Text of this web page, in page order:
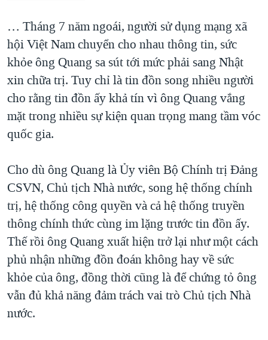
… Tháng 7 năm ngoái, người sử dụng mạng xã
hội Việt Nam chuyển cho nhau thông tin, sức
khỏe ông Quang sa sút tới mức phải sang Nhật
xin chữa trị. Tuy chỉ là tin đồn song nhiều người
cho rằng tin đồn ấy khả tín vì ông Quang vắng
mặt trong nhiều sự kiện quan trọng mang tầm vóc
quốc gia.
Cho dù ông Quang là Ủy viên Bộ Chính trị Đảng
CSVN, Chủ tịch Nhà nước, song hệ thống chính
trị, hệ thống công quyền và cả hệ thống truyền
thông chính thức cùng im lặng trước tin đồn ấy.
Thế rồi ông Quang xuất hiện trở lại như một cách
phủ nhận những đồn đoán không hay về sức
khỏe của ông, đồng thời cũng là để chứng tỏ ông
vẫn đủ khả năng đảm trách vai trò Chủ tịch Nhà
nước.